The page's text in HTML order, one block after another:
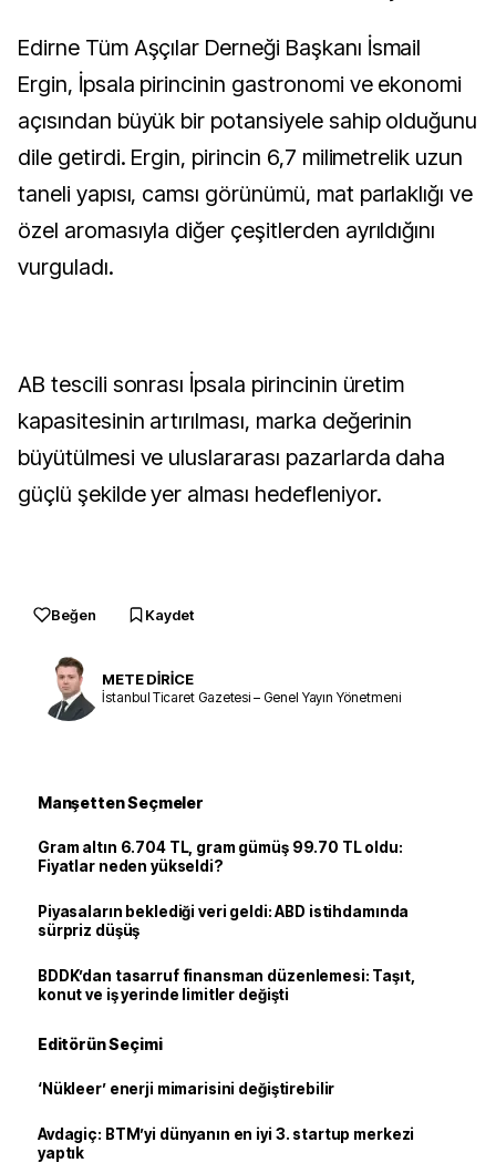
Edirne Tüm Aşçılar Derneği Başkanı İsmail
Ergin, İpsala pirincinin gastronomi ve ekonomi
açısından büyük bir potansiyele sahip olduğunu
dile getirdi. Ergin, pirincin 6,7 milimetrelik uzun
taneli yapısı, camsı görünümü, mat parlaklığı ve
özel aromasıyla diğer çeşitlerden ayrıldığını
vurguladı.
AB tescili sonrası İpsala pirincinin üretim
kapasitesinin artırılması, marka değerinin
büyütülmesi ve uluslararası pazarlarda daha
güçlü şekilde yer alması hedefleniyor.
Beğen Kaydet
METE DİRİCE
İstanbul Ticaret Gazetesi – Genel Yayın Yönetmeni
Manşetten Seçmeler
Gram altın 6.704 TL, gram gümüş 99.70 TL oldu:
Fiyatlar neden yükseldi?
Piyasaların beklediği veri geldi: ABD istihdamında
sürpriz düşüş
BDDK’dan tasarruf finansman düzenlemesi: Taşıt,
konut ve iş yerinde limitler değişti
Editörün Seçimi
‘Nükleer’ enerji mimarisini değiştirebilir
Avdagiç: BTM’yi dünyanın en iyi 3. startup merkezi
yaptık